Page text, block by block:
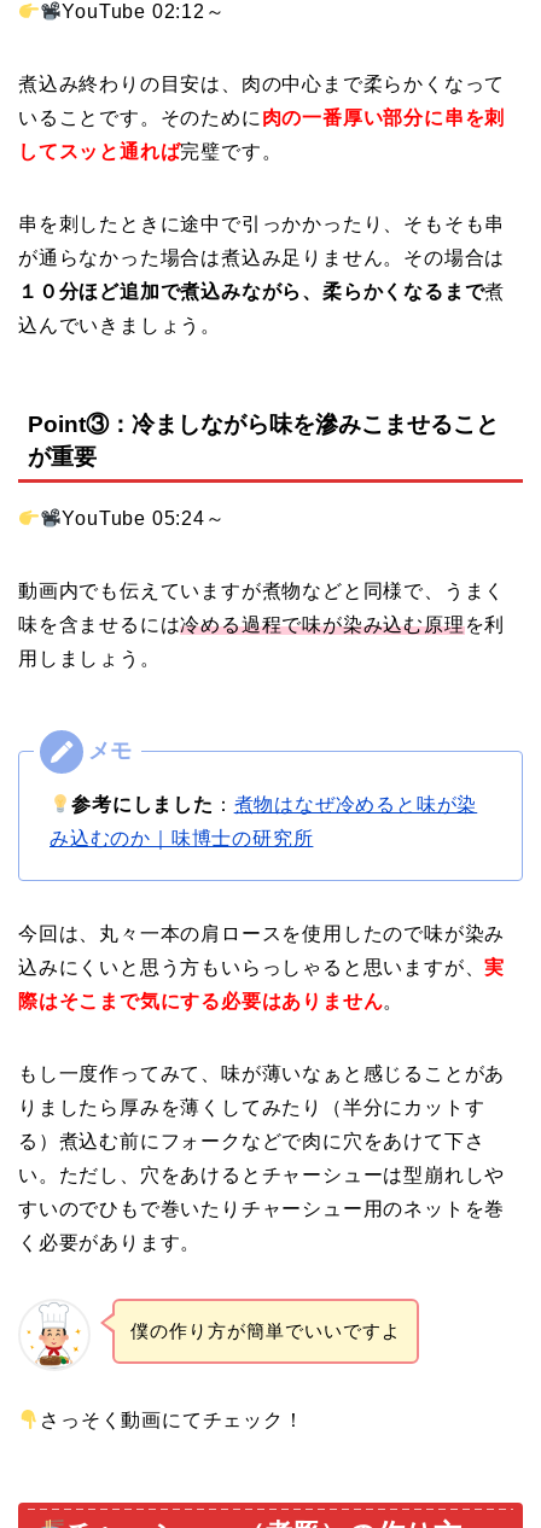
YouTube 02:12～
煮込み終わりの目安は、肉の中心まで柔らかくなって
いることです。そのために 肉の一番厚い部分に串を刺
してスッと通れば完璧です。
串を刺したときに途中で引っかかったり、そもそも串
が通らなかった場合は煮込み足りません。その場合は
１０分ほど追加で煮込みながら、柔らかくなるまで煮
込んでいきましょう。
Point③：冷ましながら味を滲みこませること
が重要
YouTube 05:24～
動画内でも伝えていますが煮物などと同様で、うまく
味を含ませるには冷める過程で味が染み込む原理を利
用しましょう。
参考にしました ： 煮物はなぜ冷めると味が染
み込むのか｜味博士の研究所
今回は、丸々一本の肩ロースを使用したので味が染み
込みにくいと思う方もいらっしゃると思いますが、実
際はそこまで気にする必要はありません。
もし一度作ってみて、味が薄いなぁと感じることがあ
りましたら厚みを薄くしてみたり（半分にカットす
る）煮込む前にフォークなどで肉に穴をあけて下さ
い。ただし、穴をあけるとチャーシューは型崩れしや
すいのでひもで巻いたりチャーシュー用のネットを巻
く必要があります。
僕の作り方が簡単でいいですよ
さっそく動画にてチェック！